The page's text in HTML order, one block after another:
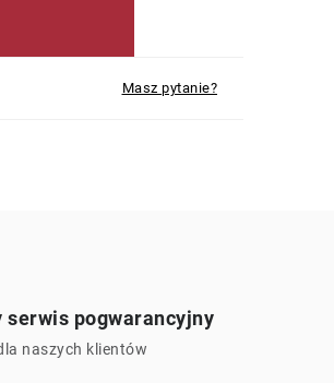
Masz pytanie?
serwis pogwarancyjny
naszych klientów